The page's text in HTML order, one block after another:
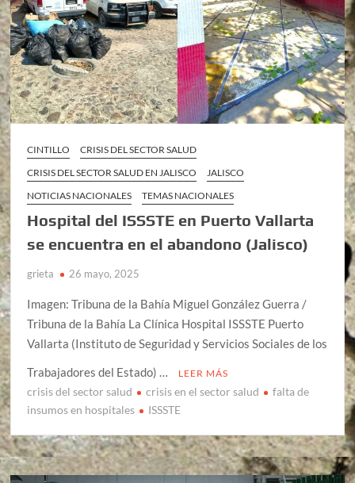
CINTILLO
CRISIS DEL SECTOR SALUD
CRISIS DEL SECTOR SALUD EN JALISCO
JALISCO
NOTICIAS NACIONALES
TEMAS NACIONALES
Hospital del ISSSTE en Puerto Vallarta
se encuentra en el abandono (Jalisco)
grieta 26 mayo, 2025
Imagen: Tribuna de la Bahía Miguel González Guerra /
Tribuna de la Bahía La Clínica Hospital ISSSTE Puerto
Vallarta (Instituto de Seguridad y Servicios Sociales de los
Trabajadores del Estado) …
LEER MÁS
crisis del sector salud crisis en el sector salud
falta de
insumos en hospitales
ISSSTE